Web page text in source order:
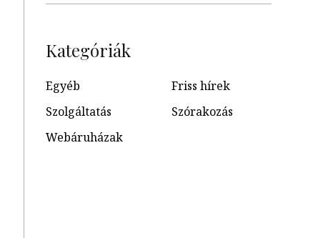
Kategóriák
Egyéb
Friss hírek
Szolgáltatás
Szórakozás
Webáruházak